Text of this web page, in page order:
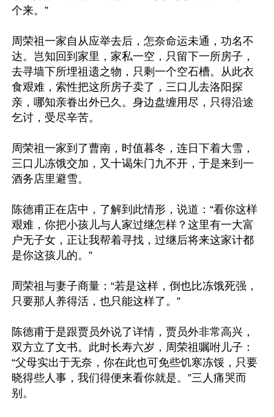
个来。”
周荣祖一家自从应举去后，怎奈命运未通，功名不
达。岂知回到家里，家私一空，只留下一所房子，
去寻墙下所埋祖遗之物，只剩一个空石槽。从此衣
食艰难，索性把这所房子卖了，三口儿去洛阳探
亲，哪知亲眷出外已久。身边盘缠用尽，只得沿途
乞讨，受尽辛苦。
周荣祖一家到了曹南，时值暮冬，连日下着大雪，
三口儿冻饿交加，又十谒朱门九不开，于是来到一
酒务店里避雪。
陈德甫正在店中，了解到此情形，说道：“看你这样
艰难，你把小孩儿与人家过继怎样？这里有一大富
户无子女，正让我帮着寻找，过继后将来这家计都
是你这孩儿的。”
周荣祖与妻子商量：“若是这样，倒也比冻饿死强，
只要那人养得活，也只能这样了。”
陈德甫于是跟贾员外说了详情，贾员外非常高兴，
双方立了文书。此时长寿六岁，周荣祖嘱咐儿子：
“父母实出于无奈，你在此也可免些饥寒冻馁，只要
晓得些人事，我们得便来看你就是。”三人痛哭而
别。